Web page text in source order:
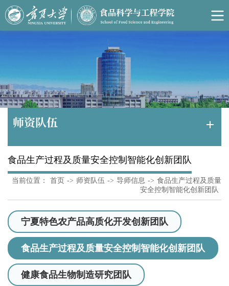
师资队伍
食品生产过程及质量安全控制智能化创新团队
当前位置： 首页 -> 师资队伍 -> 导师信息 -> 食品生产过程及质量
安全控制智能化创新团队
宁夏特色农产品高质化开发创新团队
食品生产过程及质量安全控制智能化创新团队
健康食品生物制造研究团队